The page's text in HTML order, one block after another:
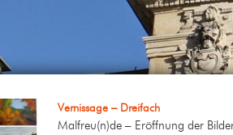
Vernissage – Dreifach
Malfreu(n)de – Eröffnung der